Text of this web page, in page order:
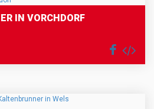
IN VORCHDORF